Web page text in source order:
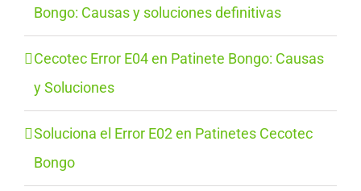
Bongo: Causas y soluciones definitivas
Cecotec Error E04 en Patinete Bongo: Causas
y Soluciones
Soluciona el Error E02 en Patinetes Cecotec
Bongo